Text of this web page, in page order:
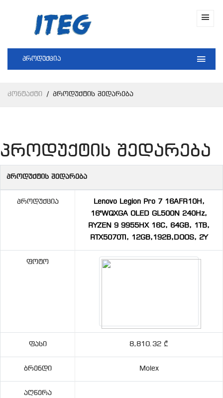
პროდუქცია
Კონტაქტი Პროდუქტის Შედარება
პროდუქტის შედარება
პროდუქტის შედარება
Პროდუქცია
Lenovo Legion Pro 7 16AFR10H,
16"WQXGA OLED GL500N 240Hz,
RYZEN 9 9955HX 16C, 64GB, 1TB,
RTX5070TI, 12GB,192B,DOOS, 2Y
Ფოტო
Ფასი 8,810.32 ₾
Ბრენდი Molex
Აღწერა